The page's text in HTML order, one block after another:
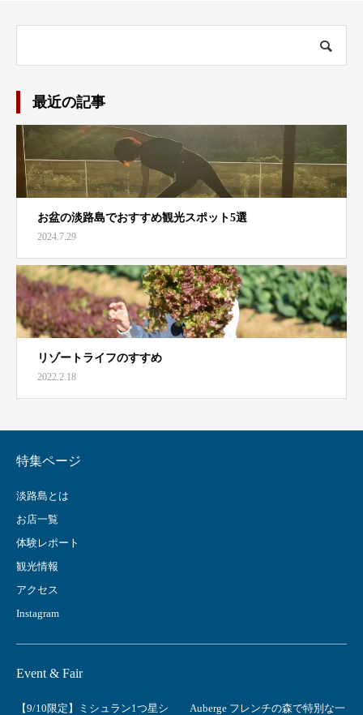
最近の記事
お盆の淡路島でおすすめ観光スポット5選
2024.7.29
リゾートライフのすすめ
2022.2.18
特集ページ
淡路島とは
お店一覧
体験レポート
観光情報
アクセス
Instagram
Event & Fair
【9/10限定】ミシュラン1つ星シ
Auberge フレンチの森で特別な一